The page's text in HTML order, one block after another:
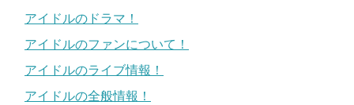
アイドルのドラマ！
アイドルのファンについて！
アイドルのライブ情報！
アイドルの全般情報！